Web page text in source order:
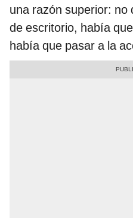
una razón superior:
de escritorio, había
había que pasar a la